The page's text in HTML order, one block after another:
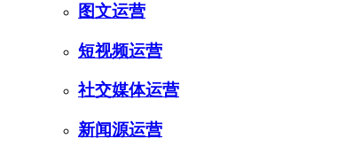
图文运营
短视频运营
社交媒体运营
新闻源运营